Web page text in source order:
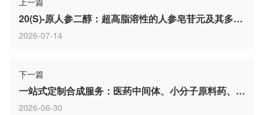
20(S)-原人参二醇：超高脂溶性的人参皂苷元及其多靶点活性解析
2026-07-14
下一篇
一站式定制合成服务：医药中间体、小分子原料药、化学砌块及临床前定制合成
2026-06-30